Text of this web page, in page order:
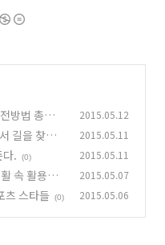
방법 총정리
2015.05.12
길을 찾으
2015.05.11
. (0) 2015.05.11
속 활용백
2015.05.07
츠 스타들 (0) 2015.05.06